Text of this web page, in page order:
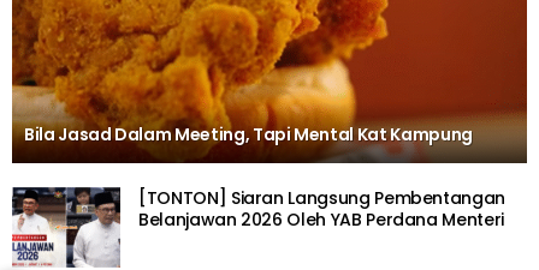
Bila Jasad Dalam Meeting, Tapi Mental Kat Kampung
[TONTON] Siaran Langsung Pembentangan
Belanjawan 2026 Oleh YAB Perdana Menteri